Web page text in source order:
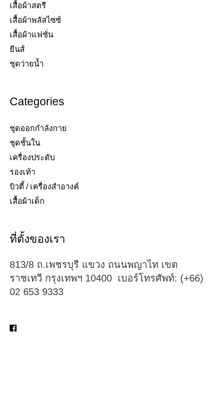
เสื้อผ้าสตรี​
เสื้อผ้าพลัสไซซ์​
เสื้อผ้าแฟชั่น​
ยีนส์​
ชุดว่ายน้ำ​
Categories
ชุดออกกำลังกาย
ชุดชั้นใน
เครื่องประดับ​
รองเท้า​
บิวตี้ / เครื่องสำอางค์
เสื้อผ้าเด็ก
ที่ตั้งของเรา
813/8 ถ.เพชรบุรี แขวง ถนนพญาไท เขต
ราชเทวี กรุงเทพฯ 10400 เบอร์โทรศัพท์: (+66)
02 653 9333